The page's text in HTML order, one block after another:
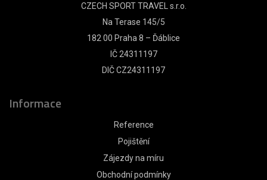
CZECH SPORT TRAVEL s.r.o.
Na Terase 145/5
182 00 Praha 8 – Ďáblice
IČ 24311197
DIČ CZ24311197
Informace
Reference
Pojištění
Zájezdy na míru
Obchodní podmínky